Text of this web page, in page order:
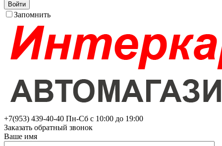
Войти
Запомнить
+7(953) 439-40-40 Пн-Сб с 10:00 до 19:00
Заказать обратный звонок
Ваше имя